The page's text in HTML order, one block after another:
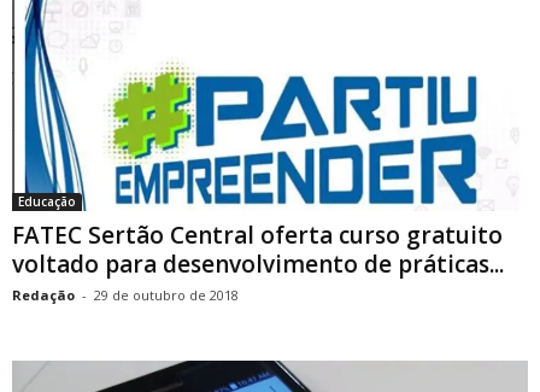
Educação
FATEC Sertão Central oferta curso gratuito
voltado para desenvolvimento de práticas...
Redação - 29 de outubro de 2018